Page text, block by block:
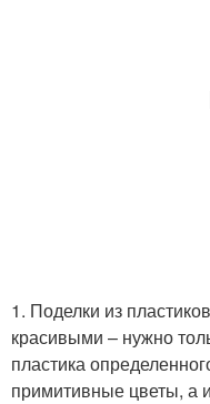
1. Поделки из
красивыми – нужно
пластика
примитивные цветы, а